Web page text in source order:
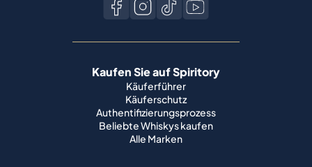
Kaufen Sie auf Spiritory
Käuferführer
Käuferschutz
Authentifizierungsprozess
Beliebte Whiskys kaufen
Alle Marken